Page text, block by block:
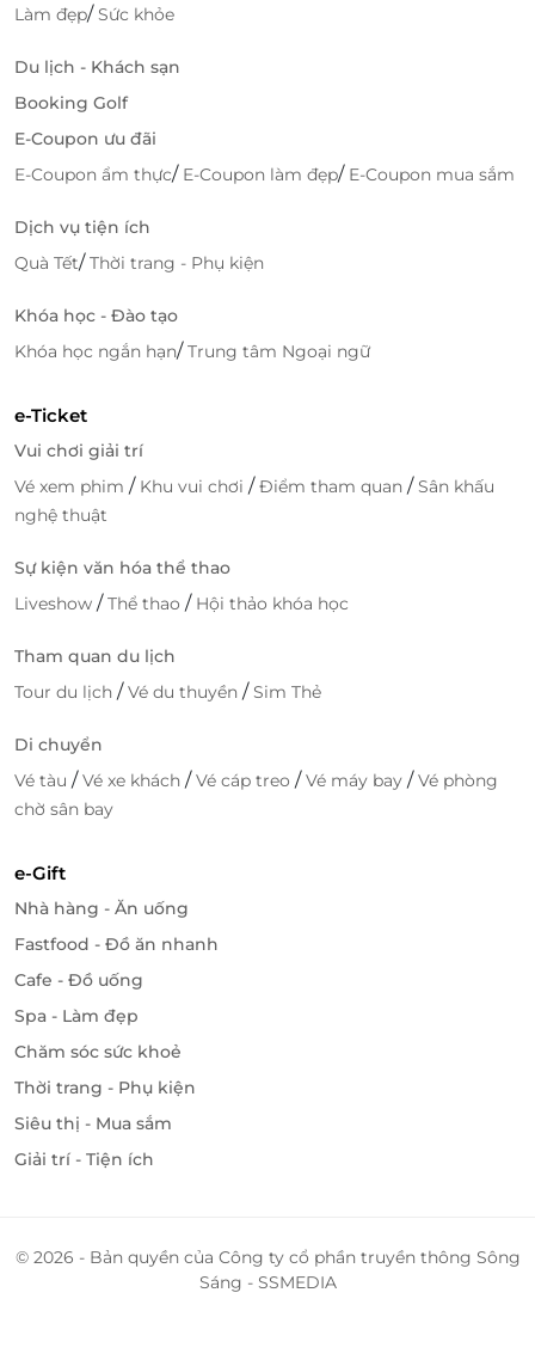
Làm đẹp/Sức khỏe
Du lịch - Khách sạn
Booking Golf
E-Coupon ưu đãi
E-Coupon ẩm thực/ E-Coupon làm đẹp/ E-Coupon mua sắm
Dịch vụ tiện ích
Quà Tết/Thời trang - Phụ kiện
Khóa học - Đào tạo
Khóa học ngắn hạn/Trung tâm Ngoại ngữ
e-Ticket
Vui chơi giải trí
Vé xem phim / Khu vui chơi /Điểm tham quan /Sân khấu
nghệ thuật
Sự kiện văn hóa thể thao
Liveshow /Thể thao / Hội thảo khóa học
Tham quan du lịch
Tour du lịch /Vé du thuyền /Sim Thẻ
Di chuyển
Vé tàu /Vé xe khách /Vé cáp treo /Vé máy bay /Vé phòng
chờ sân bay
e-Gift
Nhà hàng - Ăn uống
Fastfood - Đồ ăn nhanh
Cafe - Đồ uống
Spa - Làm đẹp
Chăm sóc sức khoẻ
Thời trang - Phụ kiện
Siêu thị - Mua sắm
Giải trí - Tiện ích
© 2026 - Bản quyền của Công ty cổ phần truyền thông Sông
Sáng - SSMEDIA